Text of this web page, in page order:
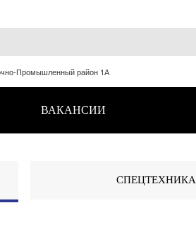
Промышленный район 1А
ВАКАНСИИ
СПЕЦТЕХНИКА